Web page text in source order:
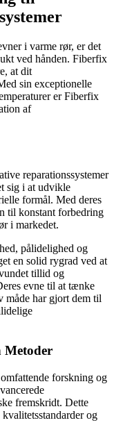
i varme rør, er det
ved hånden. Fiberfix
at dit
sin exceptionelle
er Fiberfix
af
reparationssystemer
sig i at udvikle
formål. Med deres
til konstant forbedring
i markedet.
pålidelighed og
en solid rygrad ved at
tillid og
evne til at tænke
måde har gjort dem til
Metoder
forskning og
fremskridt. Dette
og